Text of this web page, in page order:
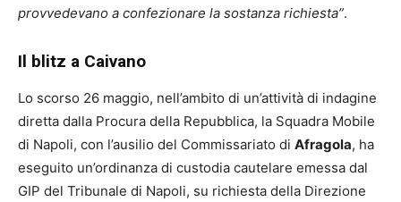
provvedevano a confezionare la sostanza richiesta”.
Il blitz a Caivano
Lo scorso 26 maggio, nell’ambito di un’attività di indagine
diretta dalla Procura della Repubblica, la Squadra Mobile
di Napoli, con l’ausilio del Commissariato di Afragola, ha
eseguito un’ordinanza di custodia cautelare emessa dal
GIP del Tribunale di Napoli, su richiesta della Direzione